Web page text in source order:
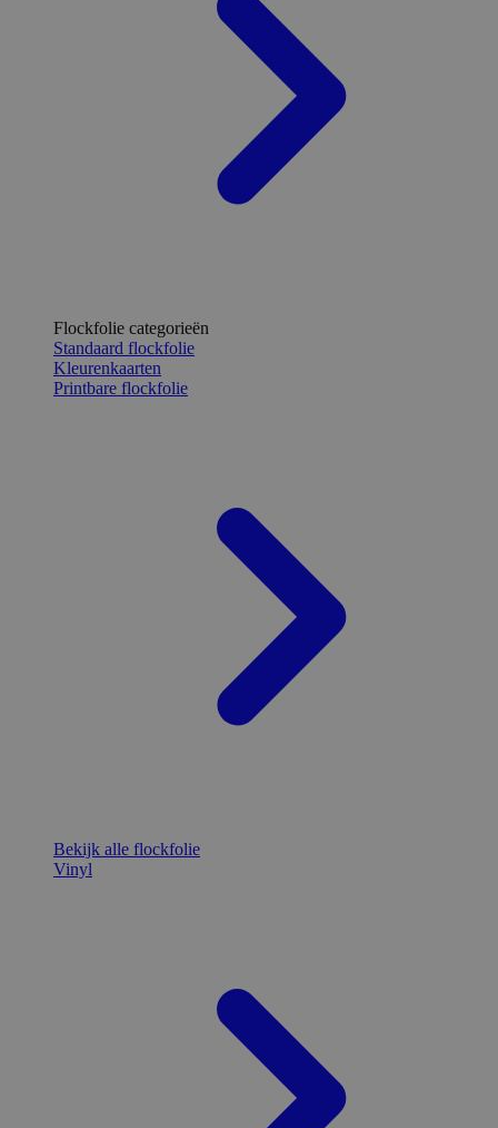
Flockfolie categorieën
Standaard flockfolie
Kleurenkaarten
Printbare flockfolie
Bekijk alle flockfolie
Vinyl